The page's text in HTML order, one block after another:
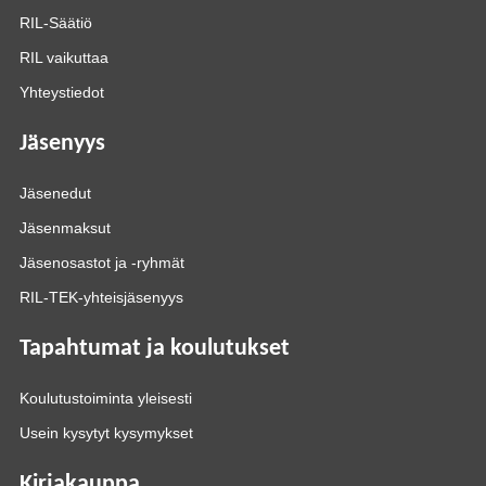
RIL-Säätiö
RIL vaikuttaa
Yhteystiedot
Jäsenyys
Jäsenedut
Jäsenmaksut
Jäsenosastot ja -ryhmät
RIL-TEK-yhteisjäsenyys
Tapahtumat ja koulutukset
Koulutustoiminta yleisesti
Usein kysytyt kysymykset